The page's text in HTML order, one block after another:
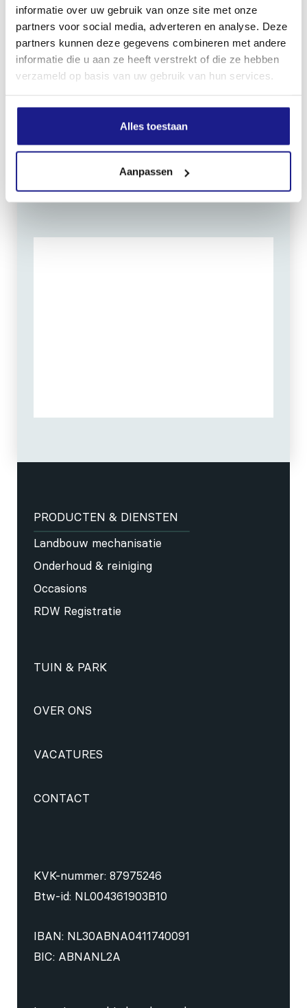
informatie over uw gebruik van onze site met onze
partners voor social media, adverteren en analyse. Deze
partners kunnen deze gegevens combineren met andere
informatie die u aan ze heeft verstrekt of die ze hebben
verzameld op basis van uw gebruik van hun services.
Alles toestaan
Aanpassen
Maandag t/m vrijdag: 07:30 - 17:00
09:00 - 12:00
Zondag: gesloten
Routebeschrijving
PRODUCTEN & DIENSTEN
Landbouw mechanisatie
Onderhoud & reiniging
Occasions
RDW Registratie
TUIN & PARK
OVER ONS
VACATURES
CONTACT
KVK-nummer: 87975246
Btw-id: NL004361903B10
IBAN: NL30ABNA0411740091
BIC: ABNANL2A